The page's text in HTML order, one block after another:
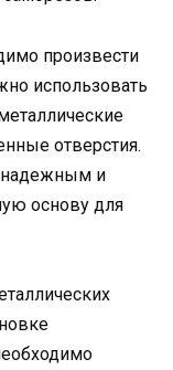
произвести
использовать
отверстия.
надежным и
основу для